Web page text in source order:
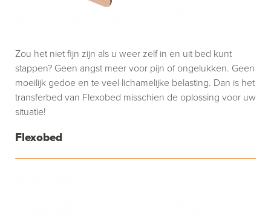
Flexobed
Zou het niet fijn zijn als u weer zelf in en uit bed kunt
stappen? Geen angst meer voor pijn of ongelukken. Geen
moeilijk gedoe en te veel lichamelijke belasting. Dan is het
transferbed van Flexobed misschien de oplossing voor uw
situatie!